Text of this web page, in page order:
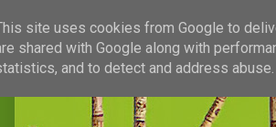
site uses cookies from Google to
shared with Google along with
and to detect and address abuse.